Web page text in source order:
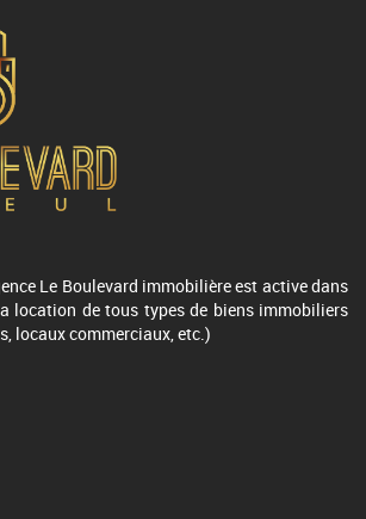
Le Boulevard immobilière est active dans
location de tous types de biens immobiliers
locaux commerciaux, etc.)